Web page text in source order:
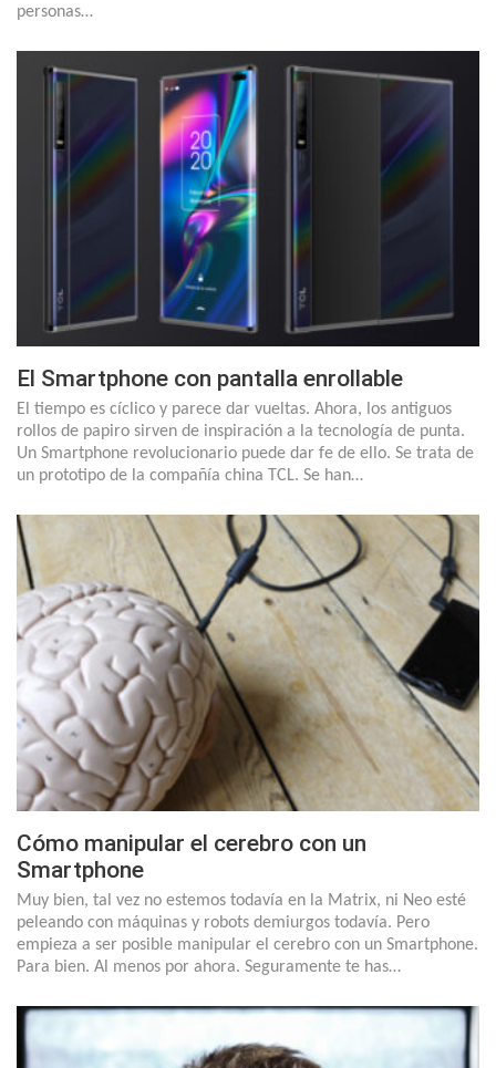
personas…
El Smartphone con pantalla enrollable
El tiempo es cíclico y parece dar vueltas. Ahora, los antiguos
rollos de papiro sirven de inspiración a la tecnología de punta.
Un Smartphone revolucionario puede dar fe de ello. Se trata de
un prototipo de la compañía china TCL. Se han…
Cómo manipular el cerebro con un
Smartphone
Muy bien, tal vez no estemos todavía en la Matrix, ni Neo esté
peleando con máquinas y robots demiurgos todavía. Pero
empieza a ser posible manipular el cerebro con un Smartphone.
Para bien. Al menos por ahora. Seguramente te has…